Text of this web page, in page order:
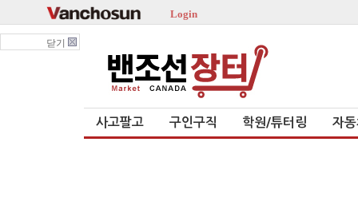
Login
닫기
사고팔고 구인구직 학원/튜터링 자